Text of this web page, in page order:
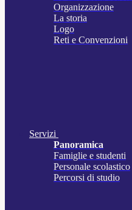
Organizzazione
La storia
Logo
Reti e Convenzioni
Servizi
Panoramica
Famiglie e studenti
Personale scolastico
Percorsi di studio